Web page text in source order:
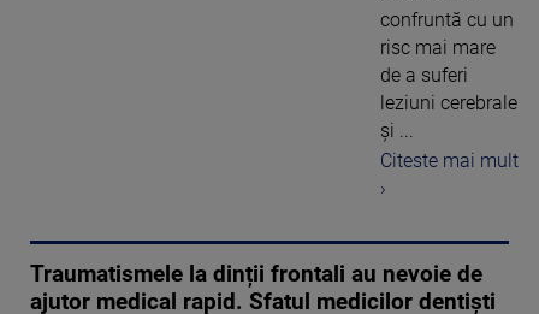
confruntă cu un
risc mai mare
de a suferi
leziuni cerebrale
și ...
Citeste mai mult
›
Traumatismele la dinții frontali au nevoie de
ajutor medical rapid. Sfatul medicilor dentiști